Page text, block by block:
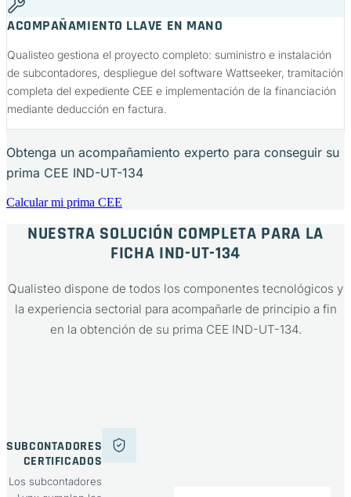
ACOMPAÑAMIENTO LLAVE EN MANO
Qualisteo gestiona el proyecto completo: suministro e instalación
de subcontadores, despliegue del software Wattseeker, tramitación
completa del expediente CEE e implementación de la financiación
mediante deducción en factura.
Obtenga un acompañamiento experto para conseguir su
prima CEE IND-UT-134
Calcular mi prima CEE
NUESTRA SOLUCIÓN COMPLETA PARA LA
FICHA IND-UT-134
Qualisteo dispone de todos los componentes tecnológicos y
la experiencia sectorial para acompañarle de principio a fin
en la obtención de su prima CEE IND-UT-134.
SUBCONTADORES
CERTIFICADOS
Los subcontadores